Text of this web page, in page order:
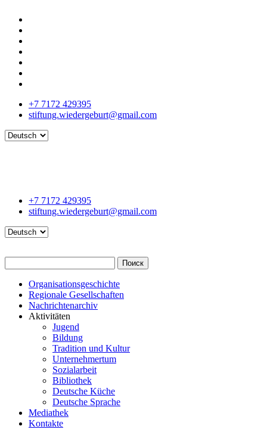
+7 7172 429395
stiftung.wiedergeburt@gmail.com
Language
+7 7172 429395
stiftung.wiedergeburt@gmail.com
Language
Поиск
Organisationsgeschichte
Regionale Gesellschaften
Nachrichtenarchiv
Aktivitäten
Jugend
Bildung
Tradition und Kultur
Unternehmertum
Sozialarbeit
Bibliothek
Deutsche Küche
Deutsche Sprache
Mediathek
Kontakte